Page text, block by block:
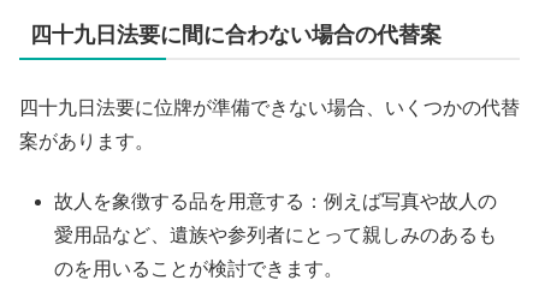
四十九日法要に間に合わない場合の代替案
四十九日法要に位牌が準備できない場合、いくつかの代替
案があります。
故人を象徴する品を用意する：例えば写真や故人の
愛用品など、遺族や参列者にとって親しみのあるも
のを用いることが検討できます。